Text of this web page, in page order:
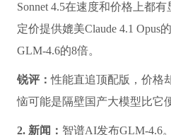
Sonnet 4.5在速度和价格上都
定价提供媲美Claude 4.1 Opus
GLM-4.6的8倍。
锐评：性能直追顶配版，价格
恼可能是隔壁国产大模型比它
2. 新闻： 智谱AI发布GLM-4.6